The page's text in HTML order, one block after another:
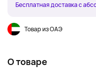
Бесплатная доставка с
Товар из ОАЭ
О товаре